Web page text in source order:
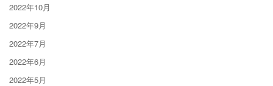
2022年10月
2022年9月
2022年7月
2022年6月
2022年5月